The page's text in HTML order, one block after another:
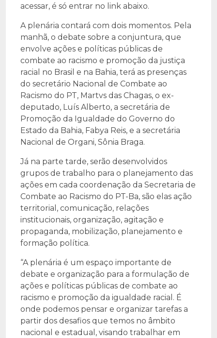
acessar, é só entrar no link abaixo.
A plenária contará com dois momentos. Pela
manhã, o debate sobre a conjuntura, que
envolve ações e políticas públicas de
combate ao racismo e promoção da justiça
racial no Brasil e na Bahia, terá as presenças
do secretário Nacional de Combate ao
Racismo do PT, Martvs das Chagas, o ex-
deputado, Luís Alberto, a secretária de
Promoção da Igualdade do Governo do
Estado da Bahia, Fabya Reis, e a secretária
Nacional de Organi, Sônia Braga.
Já na parte tarde, serão desenvolvidos
grupos de trabalho para o planejamento das
ações em cada coordenação da Secretaria de
Combate ao Racismo do PT-Ba, são elas ação
territorial, comunicação, relações
institucionais, organização, agitação e
propaganda, mobilização, planejamento e
formação política.
“A plenária é um espaço importante de
debate e organização para a formulação de
ações e políticas públicas de combate ao
racismo e promoção da igualdade racial. É
onde podemos pensar e organizar tarefas a
partir dos desafios que temos no âmbito
nacional e estadual, visando trabalhar em